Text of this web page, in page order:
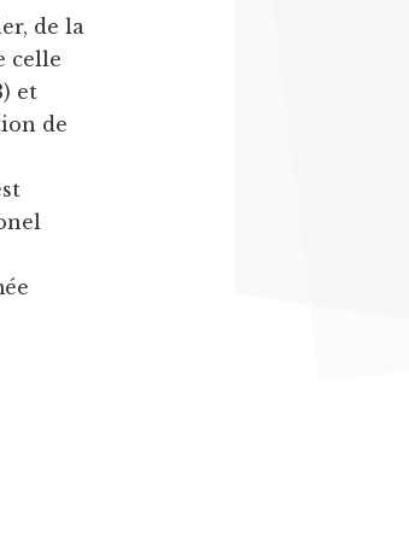
de la
celle
et
de